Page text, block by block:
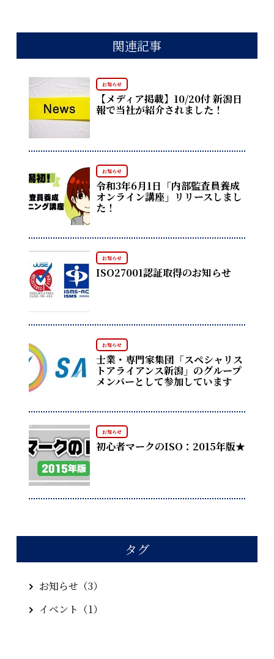
関連記事
お知らせ
【メディア掲載】10/20付 新潟日
報で当社が紹介されました！
お知らせ
令和3年6月1日「内部監査員養成
オンライン講座」リリースしまし
た！
お知らせ
ISO27001認証取得のお知らせ
お知らせ
士業・専門家集団「スペシャリス
トアライアンス新潟」のグループ
メンバーとして参加しています
お知らせ
初心者マークのISO：2015年版★
タグ
お知らせ（3）
イベント（1）